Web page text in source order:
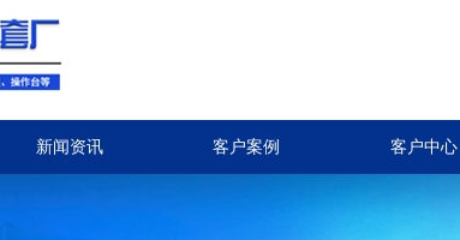
新闻资讯 客户案例 客户中心